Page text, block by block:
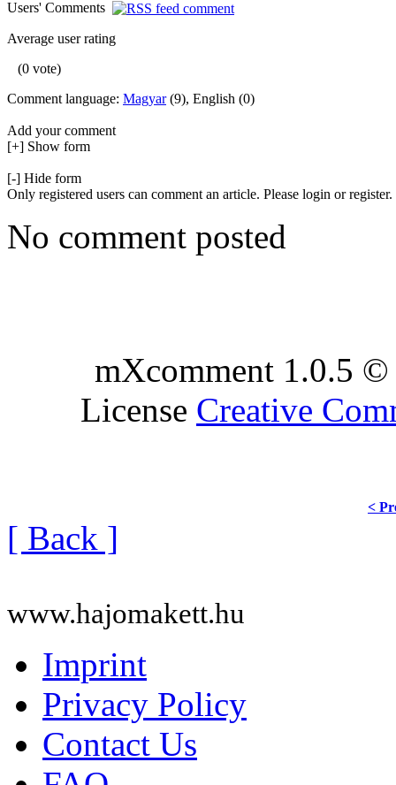
Users' Comments
Average user rating
(0 vote)
Comment language: Magyar(9), English (0)
Add your comment
[+] Show form
[-] Hide form
Only registered users can comment an article. Please login or register.
No comment posted
mXcomment 1.0.5
License Creative
<
[ Back ]
www.hajomakett.hu
Imprint
Privacy Policy
Contact Us